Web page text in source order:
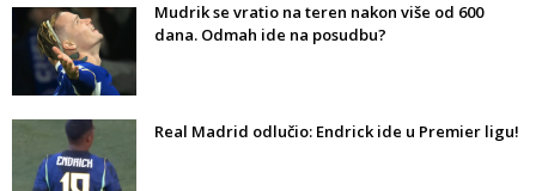
Mudrik se vratio na teren nakon više od 600
dana. Odmah ide na posudbu?
Real Madrid odlučio: Endrick ide u Premier ligu!